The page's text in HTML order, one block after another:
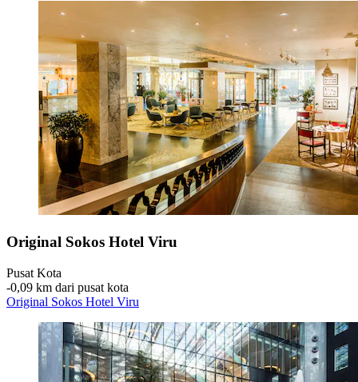
Original Sokos Hotel Viru
Pusat Kota
‐0,09 km dari pusat kota
Original Sokos Hotel Viru